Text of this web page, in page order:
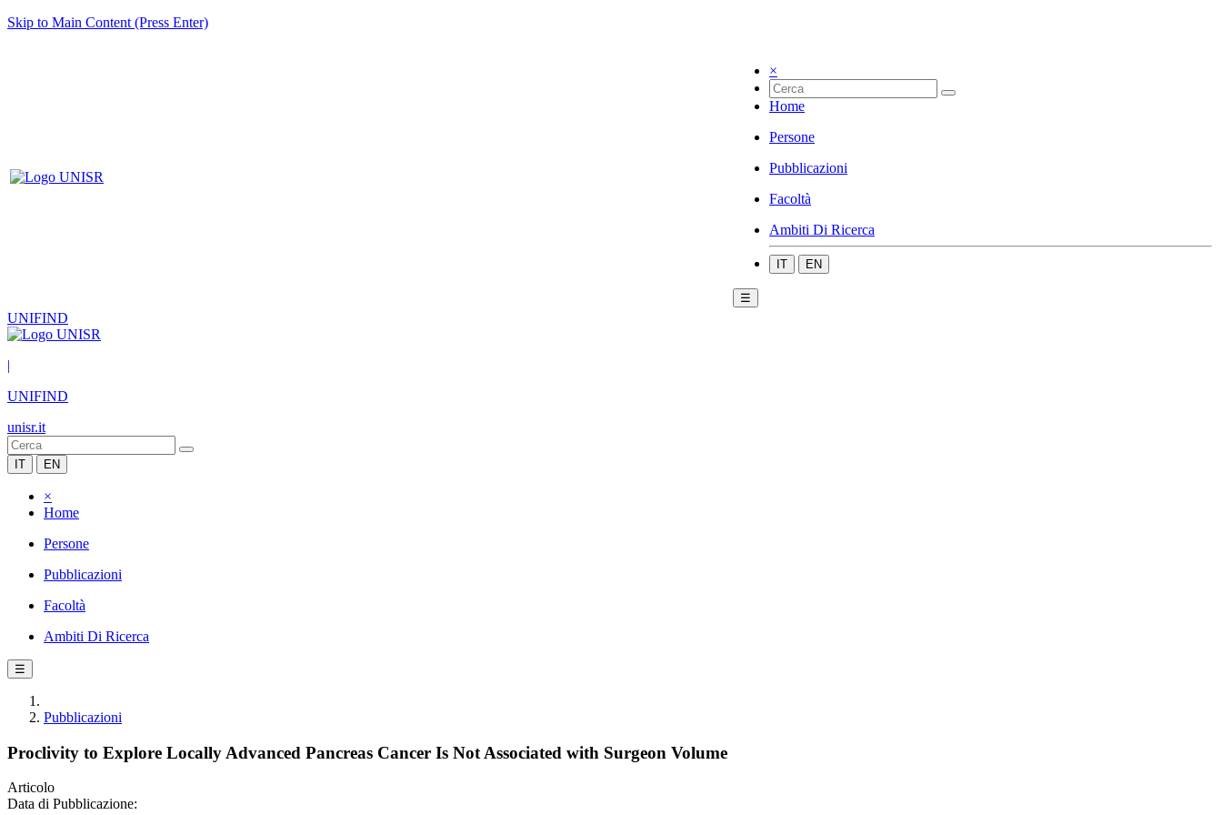
Skip to Main Content (Press Enter)
×
Home
Persone
Pubblicazioni
Facoltà
Ambiti Di Ricerca
IT EN
☰
UNIFIND
|
UNIFIND
unisr.it
IT EN
×
Home
Persone
Pubblicazioni
Facoltà
Ambiti Di Ricerca
☰
Pubblicazioni
Proclivity to Explore Locally Advanced Pancreas Cancer Is Not Associated with Surgeon Volume
Articolo
Data di Pubblicazione: